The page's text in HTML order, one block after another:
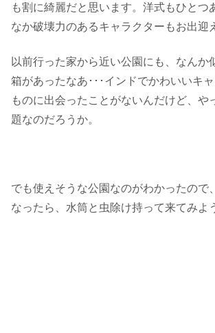
も割に綺麗だと思います。洋式もひとつ
なか破壊力のあるキャラクターもお出迎
以前行った家から近い公園にも、なんか
箱があったなあ･･･インドでかわいいキ
ものに出会ったことがないんだけど、や
題なのだろうか。
でも使えそうな公園なのがわかったので
なったら、水筒と虫除け持って来てみよ